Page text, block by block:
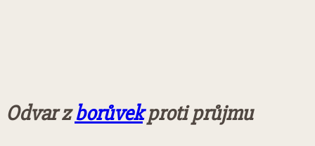
Odvar zborůvekproti průjmu